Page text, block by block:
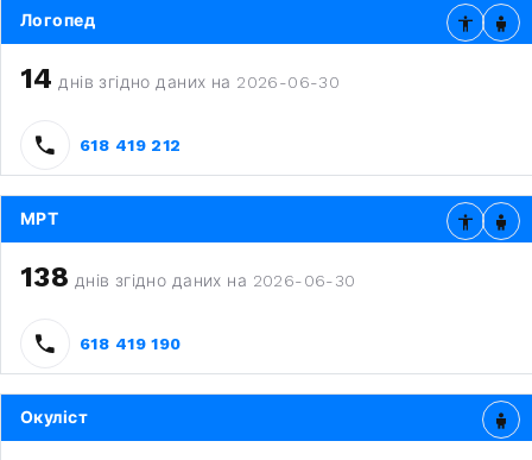
Логопед
14 днів згідно даних на 2026-06-30
618 419 212
МРТ
138 днів згідно даних на 2026-06-30
618 419 190
Окуліст